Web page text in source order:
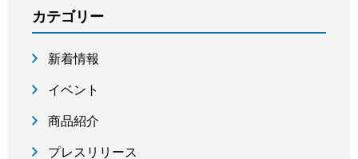
カテゴリー
新着情報
イベント
商品紹介
プレスリリース